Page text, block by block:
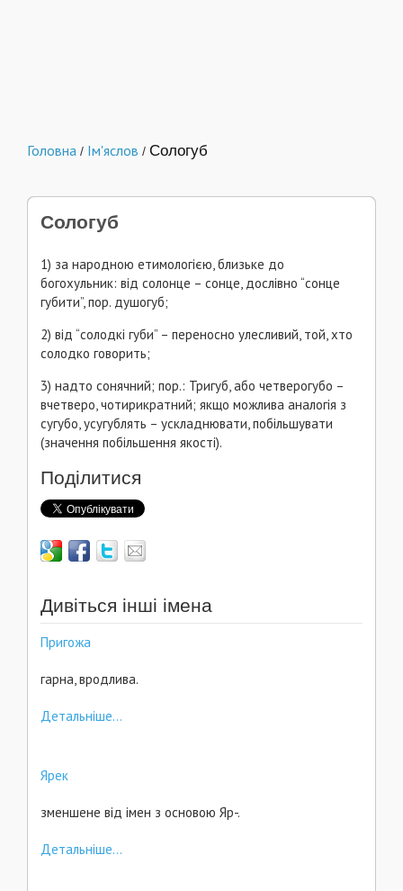
Головна / Ім'яслов / Сологуб
Сологуб
1) за народною етимологією, близьке до
богохульник: від солонце – сонце, дослівно “сонце
губити”, пор. душогуб;
2) від “солодкі губи” – переносно улесливий, той, хто
солодко говорить;
3) надто сонячний; пор.: Тригуб, або четверогубо –
вчетверо, чотирикратний; якщо можлива аналогія з
сугубо, усугублять – ускладнювати, побільшувати
(значення побільшення якості).
Поділитися
Дивіться інші імена
Пригожа
гарна, вродлива.
Детальніше...
Ярек
зменшене від імен з основою Яр-.
Детальніше...